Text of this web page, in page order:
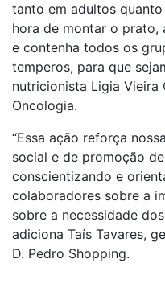
tanto em adultos
hora de montar o prato,
e contenha todos os
temperos, para que
nutricionista Ligia Vieira
Oncologia.
“Essa ação reforça
social e de promoção
conscientizando e
colaboradores sobre a
sobre a necessidade
adiciona Taís Tavares,
D. Pedro Shopping.